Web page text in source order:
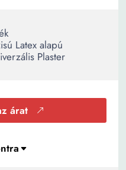
Latex alapú
Plaster
árat